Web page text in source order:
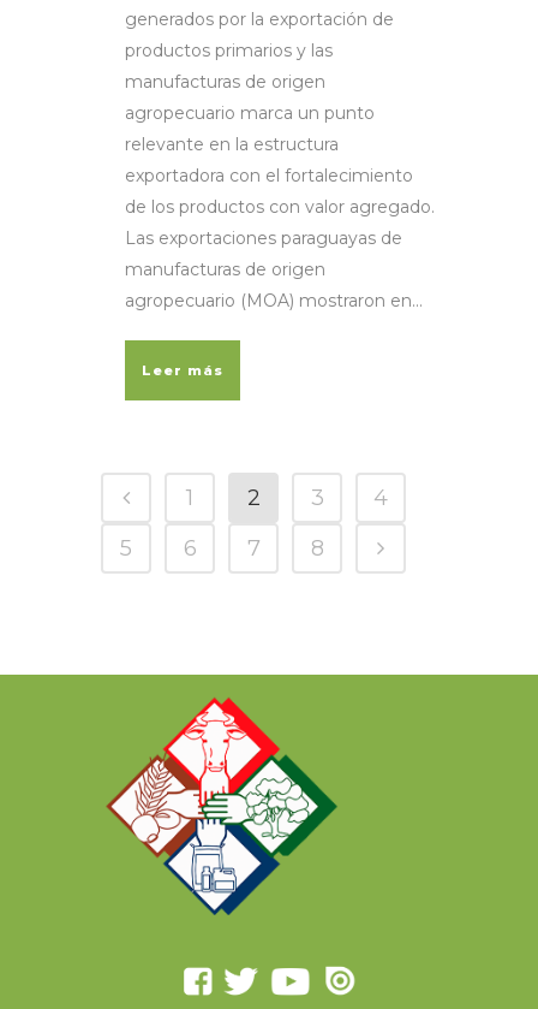
generados por la exportación de
productos primarios y las
manufacturas de origen
agropecuario marca un punto
relevante en la estructura
exportadora con el fortalecimiento
de los productos con valor agregado.
Las exportaciones paraguayas de
manufacturas de origen
agropecuario (MOA) mostraron en...
Leer más
1 2 3
4
5
6 7 8